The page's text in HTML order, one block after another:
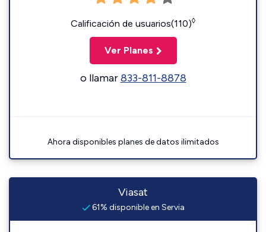
Calificación de usuarios(110)◊
Ver Planes
o llamar833-811-8878
Ahora disponibles planes de datos ilimitados
Viasat
61% disponible en Servia